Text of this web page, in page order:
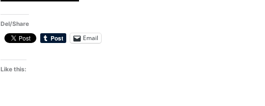
Del/Share
Email
Like this: